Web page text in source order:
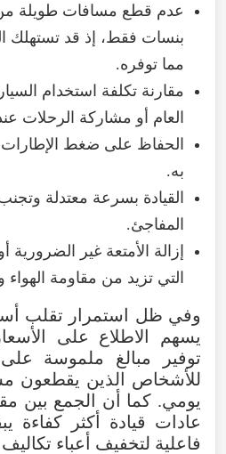
عدم قطع مسافات طويلة
بنسات فقط، إذ قد تستهلك
مما توفره.
مقارنة تكلفة استخدام
العام أو مشاركة الرحلات
الحفاظ على ضغط الإطارات
به.
القيادة بسرعة معتدلة
المفاجئ.
إزالة الأمتعة غير الضرورية
التي تزيد من مقاومة الهواء
وفي ظل استمرار تقلب
يسهم
الاطلاع على
توفير
مبالغ ملموسة على
للأشخاص الذين يقطعون
يومي. كما أن الجمع بين
عادات قيادة أكثر كفاءة
فاعلية لتخفيف أعباء تكاليف